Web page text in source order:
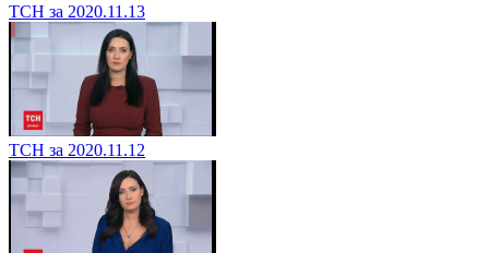
ТСН за 2020.11.13
ТСН за 2020.11.12